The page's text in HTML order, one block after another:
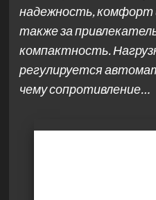
надежность, комфорт
также за
компактность.
регулируется
чему сопротивление…